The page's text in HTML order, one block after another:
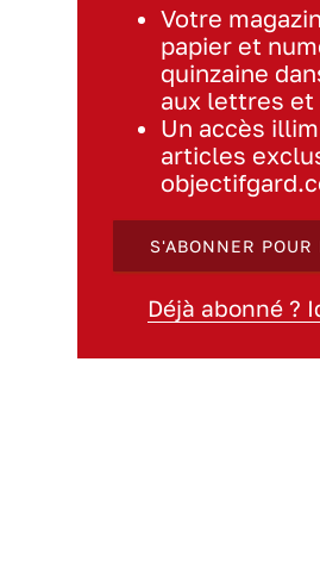
Votre
papier et
quinzaine
aux lettres et
Un accès
articles
S'ABONNER
Déjà abonné ?